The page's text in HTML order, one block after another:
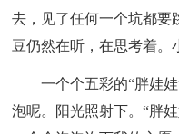
去，见了任何一个坑都要
豆仍然在听，在思考着。
一个个五彩的“胖娃
泡呢。阳光照射下。“胖